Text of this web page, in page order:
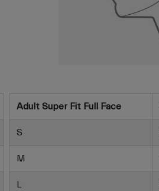
Adult Super Fit Full Face
S
M
L